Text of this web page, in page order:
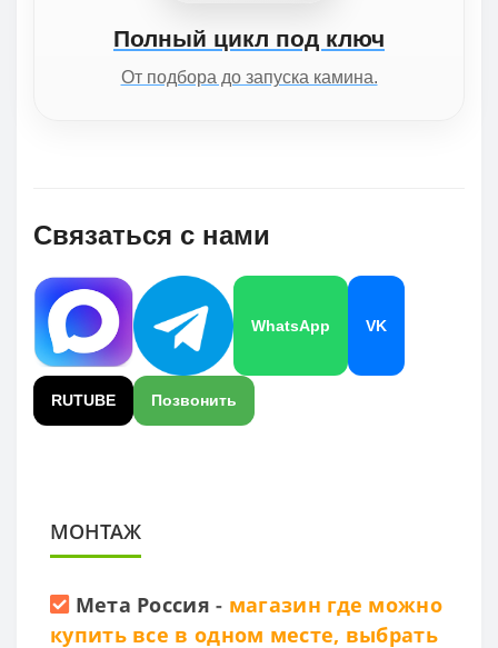
Полный цикл под ключ
От подбора до запуска камина.
Связаться с нами
WhatsApp VK
RUTUBE Позвонить
МОНТАЖ
Мета Россия - магазин где можно
купить все в одном месте, выбрать